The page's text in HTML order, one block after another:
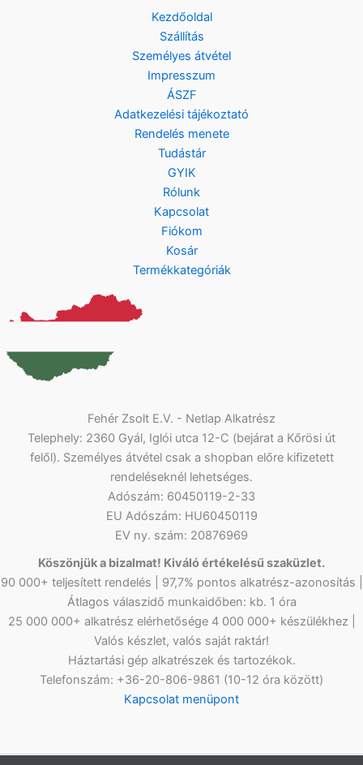
Kezdőoldal
Szállítás
Személyes átvétel
Impresszum
ÁSZF
Adatkezelési tájékoztató
Rendelés menete
Tudástár
GYIK
Rólunk
Kapcsolat
Fiókom
Kosár
Termékkategóriák
Fehér Zsolt E.V. - Netlap Alkatrész
Telephely: 2360 Gyál, Iglói utca 12-C (bejárat a Kőrösi út
felől). Személyes átvétel csak a shopban előre kifizetett
rendeléseknél lehetséges.
Adószám: 60450119-2-33
EU Adószám: HU60450119
EV ny. szám: 20876969
Köszönjük a bizalmat! Kiváló értékelésű szaküzlet.
90 000+ teljesített rendelés | 97,7% pontos alkatrész-azonosítás |
Átlagos válaszidő munkaidőben: kb. 1 óra
25 000 000+ alkatrész elérhetősége 4 000 000+ készülékhez |
Valós készlet, valós saját raktár!
Háztartási gép alkatrészek és tartozékok.
Telefonszám: +36-20-806-9861 (10-12 óra között)
Kapcsolat menüpont